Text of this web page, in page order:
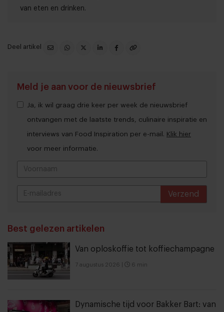
van eten en drinken.
Deel artikel
Meld je aan voor de nieuwsbrief
Ja, ik wil graag drie keer per week de nieuwsbrief
ontvangen met de laatste trends, culinaire inspiratie en
interviews van Food Inspiration per e-mail. Klik hier
voor meer informatie.
Verzend
Best gelezen artikelen
Van oploskoffie tot koffiechampagne
7 augustus 2026 6 min
Dynamische tijd voor Bakker Bart: van